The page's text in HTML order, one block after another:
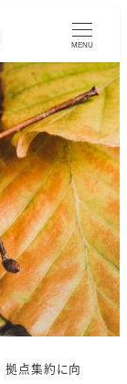
MENU
拠点集約に向